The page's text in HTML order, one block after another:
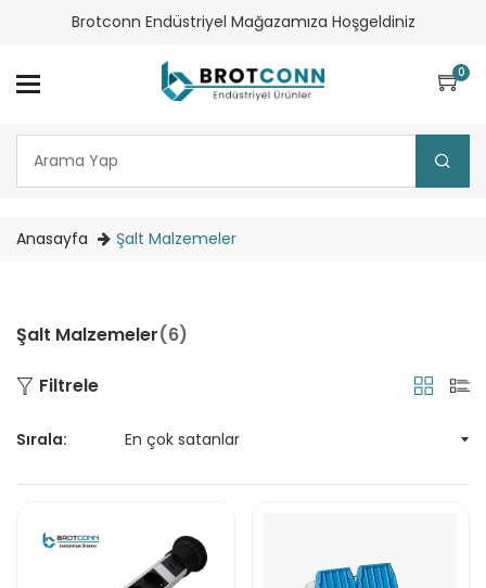
Brotconn Endüstriyel Mağazamıza Hoşgeldiniz
0
Anasayfa Şalt Malzemeler
Şalt Malzemeler(6)
Filtrele
Sırala: